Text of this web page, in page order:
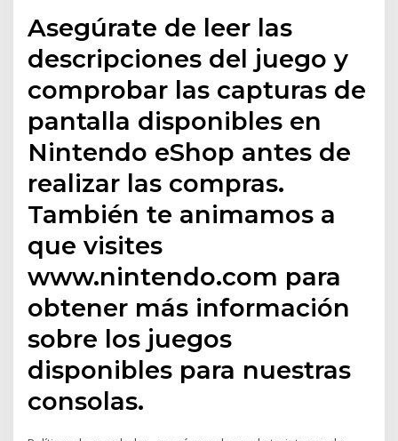
Asegúrate de leer las
descripciones del juego y
comprobar las capturas de
pantalla disponibles en
Nintendo eShop antes de
realizar las compras.
También te animamos a
que visites
www.nintendo.com para
obtener más información
sobre los juegos
disponibles para nuestras
consolas.